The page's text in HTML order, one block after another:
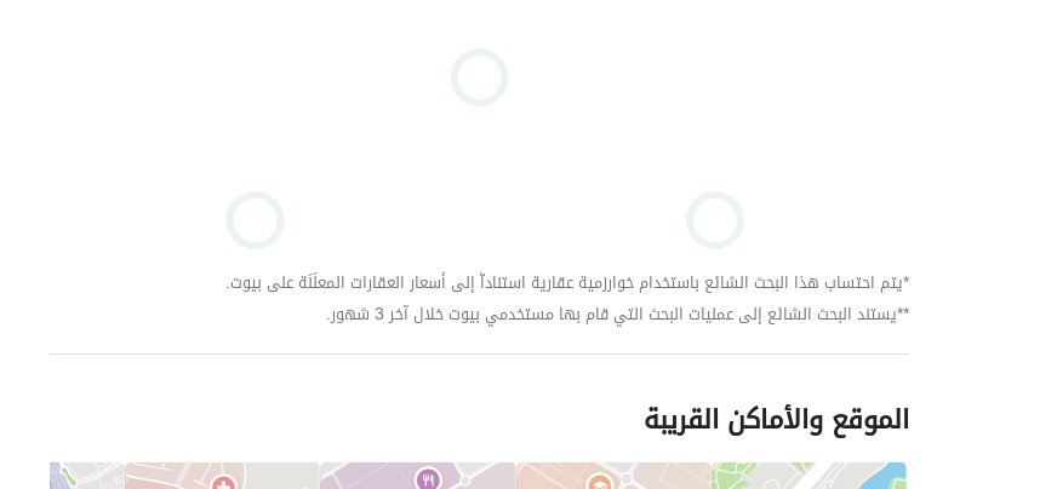
*يتم احتساب هذا البحث الشائع باستخدام خوارزمية عقارية استناداّ إلى أسعار العقارات المعلَنَة على بيوت.
**يستند البحث الشائع إلى عمليات البحث التي قام بها مستخدمي بيوت خلال آخر 3 شهور.
الموقع والأماكن القريبة